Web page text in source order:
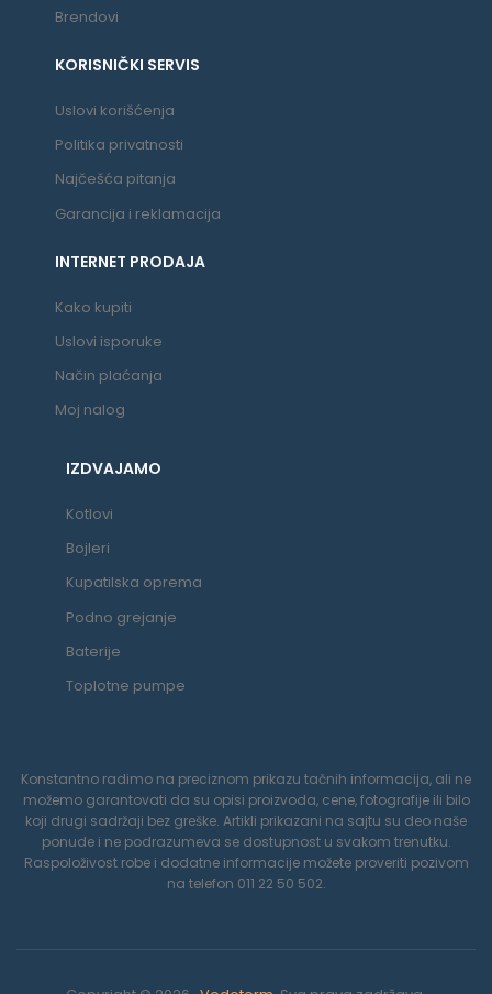
Brendovi
KORISNIČKI SERVIS
Uslovi korišćenja
Politika privatnosti
Najčešća pitanja
Garancija i reklamacija
INTERNET PRODAJA
Kako kupiti
Uslovi isporuke
Način plaćanja
Moj nalog
IZDVAJAMO
Kotlovi
Bojleri
Kupatilska oprema
Podno grejanje
Baterije
Toplotne pumpe
Konstantno radimo na preciznom prikazu tačnih informacija, ali ne
možemo garantovati da su opisi proizvoda, cene, fotografije ili bilo
koji drugi sadržaji bez greške. Artikli prikazani na sajtu su deo naše
ponude i ne podrazumeva se dostupnost u svakom trenutku.
Raspoloživost robe i dodatne informacije možete proveriti pozivom
na telefon 011 22 50 502.